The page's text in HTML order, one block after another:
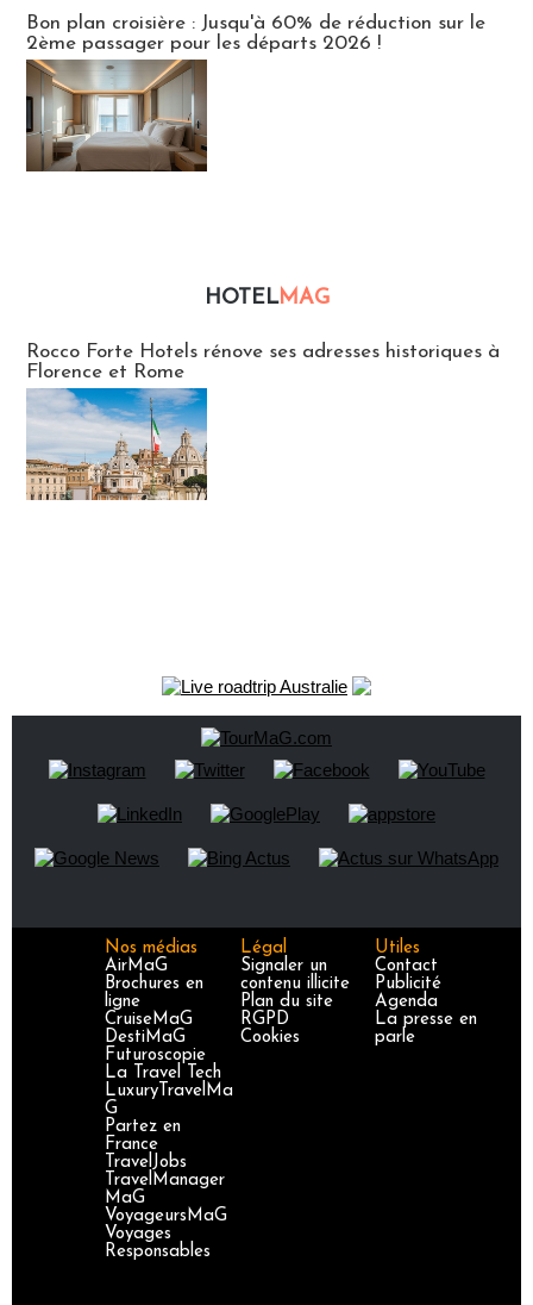
Bon plan croisière : Jusqu'à 60% de réduction sur le
2ème passager pour les départs 2026 !
HOTELMAG
Rocco Forte Hotels rénove ses adresses historiques à
Florence et Rome
Nos médias
AirMaG
Brochures en
ligne
CruiseMaG
DestiMaG
Futuroscopie
La Travel Tech
LuxuryTravelMa
G
Partez en
France
TravelJobs
TravelManager
MaG
VoyageursMaG
Voyages
Responsables
Légal
Signaler un
contenu illicite
Plan du site
RGPD
Cookies
Utiles
Contact
Publicité
Agenda
La presse en
parle